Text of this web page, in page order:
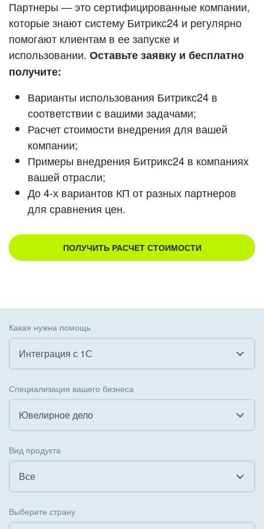
ВХОД
ВХОД
Смотреть видеокейсы
Партнеры — это сертифицированные компании,
которые знают систему Битрикс24 и регулярно
помогают клиентам в ее запуске и
использовании. Оставьте заявку и бесплатно
получите:
Варианты использования Битрикс24 в
соответствии с вашими задачами;
Расчет стоимости внедрения для вашей
компании;
Примеры внедрения Битрикс24 в компаниях
вашей отрасли;
До 4-х вариантов КП от разных партнеров
для сравнения цен.
ПОЛУЧИТЬ РАСЧЕТ СТОИМОСТИ
Какая нужна помощь
Интеграция с 1С
Внедрение КЭДО
Интеграция с 1С
Внедрение Бизнес-процессов
Специализация вашего бизнеса
Ювелирное дело
Государственные организации
Коммунальные услуги, ЖКХ
Вид продукта
Все
Выберите страну